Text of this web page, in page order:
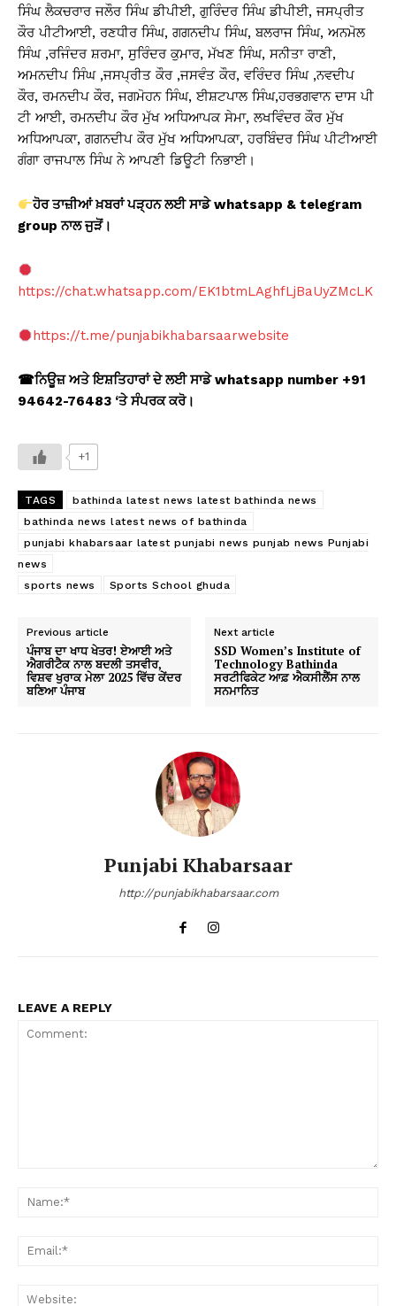
ਸਿੰਘ ਲੈਕਚਰਾਰ ਜਲੌਰ ਸਿੰਘ ਡੀਪੀਈ, ਗੁਰਿੰਦਰ ਸਿੰਘ ਡੀਪੀਈ, ਜਸਪ੍ਰੀਤ
ਕੌਰ ਪੀਟੀਆਈ, ਰਣਧੀਰ ਸਿੰਘ, ਗਗਨਦੀਪ ਸਿੰਘ, ਬਲਰਾਜ ਸਿੰਘ, ਅਨਮੋਲ
ਸਿੰਘ ,ਰਜਿੰਦਰ ਸ਼ਰਮਾ, ਸੁਰਿੰਦਰ ਕੁਮਾਰ, ਮੱਖਣ ਸਿੰਘ, ਸਨੀਤਾ ਰਾਣੀ,
ਅਮਨਦੀਪ ਸਿੰਘ ,ਜਸਪ੍ਰੀਤ ਕੌਰ ,ਜਸਵੰਤ ਕੌਰ, ਵਰਿੰਦਰ ਸਿੰਘ ,ਨਵਦੀਪ
ਕੌਰ, ਰਮਨਦੀਪ ਕੌਰ, ਜਗਮੋਹਨ ਸਿੰਘ, ਈਸ਼ਟਪਾਲ ਸਿੰਘ,ਹਰਭਗਵਾਨ ਦਾਸ ਪੀ
ਟੀ ਆਈ, ਰਮਨਦੀਪ ਕੌਰ ਮੁੱਖ ਅਧਿਆਪਕ ਸੇਮਾ, ਲਖਵਿੰਦਰ ਕੌਰ ਮੁੱਖ
ਅਧਿਆਪਕਾ, ਗਗਨਦੀਪ ਕੌਰ ਮੁੱਖ ਅਧਿਆਪਕਾ, ਹਰਬਿੰਦਰ ਸਿੰਘ ਪੀਟੀਆਈ
ਗੰਗਾ ਰਾਜਪਾਲ ਸਿੰਘ ਨੇ ਆਪਣੀ ਡਿਊਟੀ ਨਿਭਾਈ।
ਹੋਰ ਤਾਜ਼ੀਆਂ ਖ਼ਬਰਾਂ ਪੜ੍ਹਨ ਲਈ ਸਾਡੇ whatsapp & telegram
groupਨਾਲ ਜੁੜੋਂ।
https://chat.whatsapp.com/EK1btmLAghfLjBaUyZMcLK
https://t.me/punjabikhabarsaarwebsite
☎ਨਿਊਜ਼ ਅਤੇ ਇਸ਼ਤਿਹਾਰਾਂ ਦੇ ਲਈ ਸਾਡੇ whatsapp number +91
94642-76483 ‘ਤੇ ਸੰਪਰਕ ਕਰੋ।
+1
TAGS
bathinda latest news latest bathinda news
bathinda news latest news of bathinda
punjabi khabarsaar latest punjabi news punjab news Punjabi
news
sports news
Sports School ghuda
Previous article
ਪੰਜਾਬ ਦਾ ਖਾਧ ਖੇਤਰ! ਏਆਈ ਅਤੇ
ਐਗਰੀਟੈਕ ਨਾਲ ਬਦਲੀ ਤਸਵੀਰ,
ਵਿਸ਼ਵ ਖੁਰਾਕ ਮੇਲਾ 2025 ਵਿੱਚ ਕੇਂਦਰ
ਬਣਿਆ ਪੰਜਾਬ
Next article
SSD Women’s Institute of
Technology Bathinda
ਸਰਟੀਫਿਕੇਟ ਆਫ਼ ਐਕਸੀਲੈਂਸ ਨਾਲ
ਸਨਮਾਨਿਤ
Punjabi Khabarsaar
http://punjabikhabarsaar.com
LEAVE A REPLY